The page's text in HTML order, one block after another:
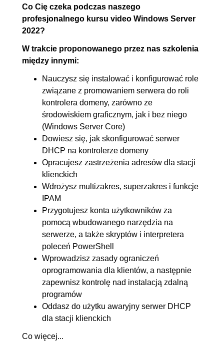
(jednostki i obiekty zasad
grupy)
4.3. Zasady ograniczeń
oprogramowania
4.4. AppLocker (kontrola
oprogramowania)
4.5. Zdalna instalacja
oprogramowania
00:15:35
4.6. Drukarki sieciowe
5. Udziały sieciowe
5.1. Mapowanie udziałów
sieciowych
00:13:19
5.2. Mapowanie udziałów za
pomocą skryptu
00:10:20
5.3. Przekierowanie folderów
OGLĄDAJ »
00:08:33
5.4. Udziały macierzyste
użytkowników
5.5. Udziały ukryte
00:04:08
5.6. Profile wędrujące
Co Cię czeka podczas naszego
profesjonalnego kursu video Windows Server
2022?
W trakcie proponowanego przez nas szkolenia
między innymi:
Nauczysz się instalować i konfigurować role
związane z promowaniem serwera do roli
kontrolera domeny, zarówno ze
środowiskiem graficznym, jak i bez niego
(Windows Server Core)
Dowiesz się, jak skonfigurować serwer
DHCP na kontrolerze domeny
Opracujesz zastrzeżenia adresów dla stacji
klienckich
Wdrożysz multizakres, superzakres i funkcje
IPAM
Przygotujesz konta użytkowników za
pomocą wbudowanego narzędzia na
serwerze, a także skryptów i interpretera
poleceń PowerShell
Wprowadzisz zasady ograniczeń
oprogramowania dla klientów, a następnie
zapewnisz kontrolę nad instalacją zdalną
programów
Oddasz do użytku awaryjny serwer DHCP
dla stacji klienckich
Co więcej...